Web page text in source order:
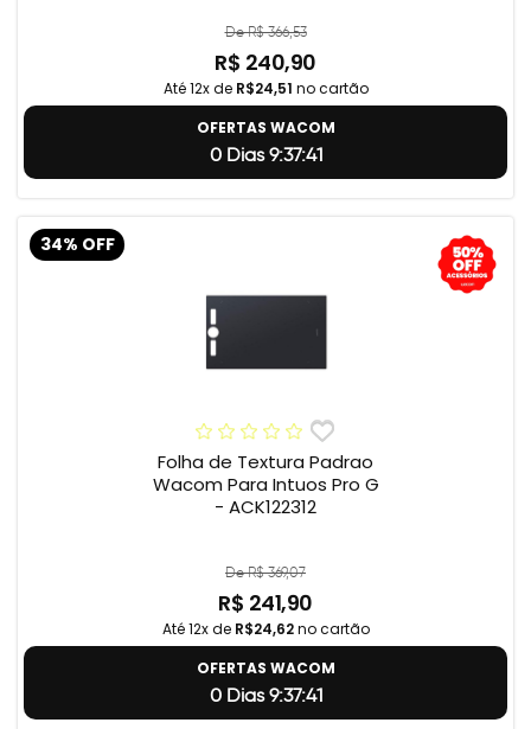
De R$ 366,53
R$ 240,90
Até 12x de R$24,51 no cartão
OFERTAS WACOM
0 Dias 9:37:40
34% OFF
Folha de Textura Padrao
Wacom Para Intuos Pro G
- ACK122312
De R$ 369,07
R$ 241,90
Até 12x de R$24,62no cartão
OFERTAS WACOM
0 Dias 9:37:40